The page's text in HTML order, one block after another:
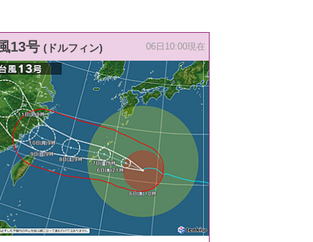
13号 (ドルフィン) 06日10:00現在